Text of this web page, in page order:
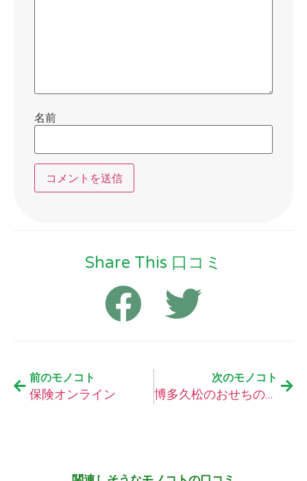
名前
Share This 口コミ
前のモノコト
保険オンライン
次のモノコト
博多久松のおせちの口コミ